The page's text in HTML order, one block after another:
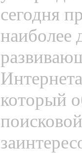
сегодня
наиболее
который